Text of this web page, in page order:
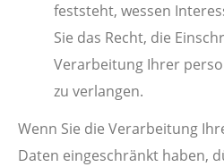
feststeht, wessen
Sie das Recht, die
Verarbeitung Ihrer
zu verlangen.
Wenn Sie die Verarbeitung
Daten eingeschränkt haben,